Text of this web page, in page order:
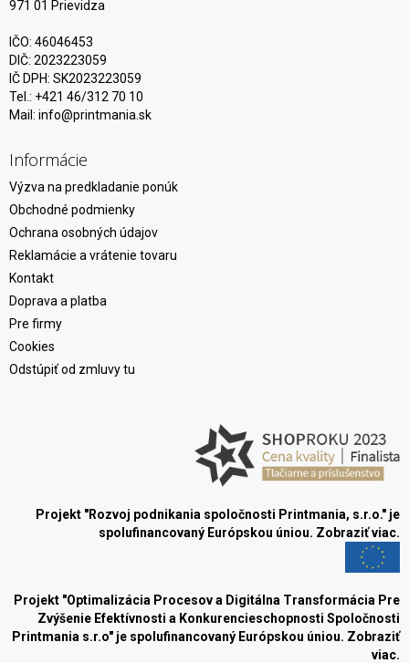
971 01 Prievidza
IČO: 46046453
DIČ: 2023223059
IČ DPH: SK2023223059
Tel.: +421 46/312 70 10
Mail: info@printmania.sk
Informácie
Výzva na predkladanie ponúk
Obchodné podmienky
Ochrana osobných údajov
Reklamácie a vrátenie tovaru
Kontakt
Doprava a platba
Pre firmy
Cookies
Odstúpiť od zmluvy tu
Projekt "Rozvoj podnikania spoločnosti Printmania, s.r.o." je
spolufinancovaný Európskou úniou. Zobraziť viac.
Projekt "Optimalizácia Procesov a Digitálna Transformácia Pre
Zvýšenie Efektívnosti a Konkurencieschopnosti Spoločnosti
Printmania s.r.o" je spolufinancovaný Európskou úniou. Zobraziť
viac.